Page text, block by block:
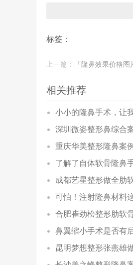
标签：
上一篇： 「隆鼻效果价格
相关推荐
小小的隆鼻手术，让
深圳微姿整形鼻综合
重庆华美整形隆鼻案例
了解了自体软骨隆鼻
成都艺星整形做全肋
可怕！注射隆鼻材料
合肥崔劲松整形肋软
鼻翼缩小手术是否有
昆明梦想整形张燕雄